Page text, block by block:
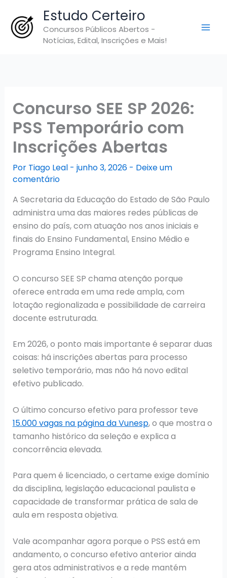
para
Estudo Certeiro
Concursos Públicos Abertos -
Notícias, Edital, Inscrições e Mais!
Concurso SEE SP 2026:
PSS Temporário com
Inscrições Abertas
Por Tiago Leal - junho 3, 2026 - Deixe um
comentário
A Secretaria da Educação do Estado de São Paulo
administra uma das maiores redes públicas de
ensino do país, com atuação nos anos iniciais e
finais do Ensino Fundamental, Ensino Médio e
Programa Ensino Integral.
O concurso SEE SP chama atenção porque
oferece entrada em uma rede ampla, com
lotação regionalizada e possibilidade de carreira
docente estruturada.
Em 2026, o ponto mais importante é separar duas
coisas: há inscrições abertas para processo
seletivo temporário, mas não há novo edital
efetivo publicado.
O último concurso efetivo para professor teve
15.000 vagas na página da Vunesp, o que mostra o
tamanho histórico da seleção e explica a
concorrência elevada.
Para quem é licenciado, o certame exige domínio
da disciplina, legislação educacional paulista e
capacidade de transformar prática de sala de
aula em resposta objetiva.
Vale acompanhar agora porque o PSS está em
andamento, o concurso efetivo anterior ainda
gera atos administrativos e a rede mantém